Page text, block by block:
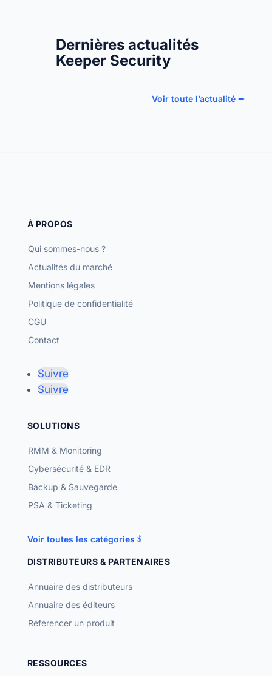
Dernières actualités
Keeper Security
Voir toute l’actualité ⭢
À PROPOS
Qui sommes-nous ?
Actualités du marché
Mentions légales
Politique de confidentialité
CGU
Contact
Suivre
Suivre
SOLUTIONS
RMM & Monitoring
Cybersécurité & EDR
Backup & Sauvegarde
PSA & Ticketing
Voir toutes les catégories
DISTRIBUTEURS & PARTENAIRES
Annuaire des distributeurs
Annuaire des éditeurs
Référencer un produit
RESSOURCES